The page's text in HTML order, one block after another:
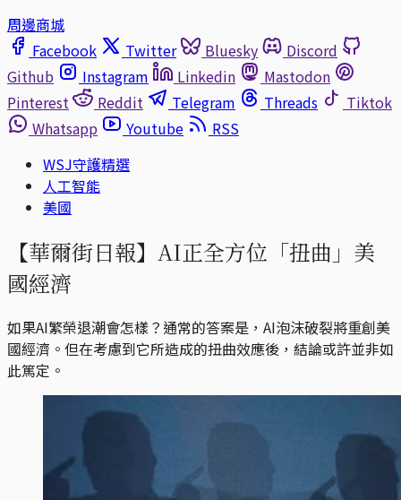
周邊商城
Facebook
Twitter Bluesky
Discord
Github
Instagram Linkedin
Mastodon
Pinterest
Reddit Telegram Threads
Tiktok
Whatsapp
Youtube
RSS
WSJ守護精選
人工智能
美國
【華爾街日報】AI正全方位「扭曲」美
國經濟
如果AI繁榮退潮會怎樣？通常的答案是，AI泡沫破裂將重創美
國經濟。但在考慮到它所造成的扭曲效應後，結論或許並非如
此篤定。